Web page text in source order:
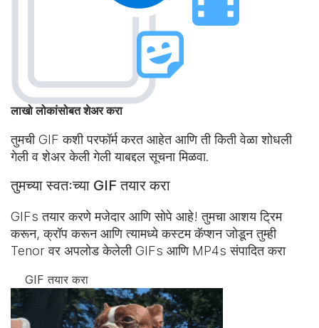
लाखो लोकांसोबत शेअर करा
तुमची GIF कशी परफॉर्म करत आहेत आणि ती किती वेळा शोधली
गेली व शेअर केली गेली याबद्दल सूचना मिळवा.
तुमच्या स्वतःच्या GIF तयार करा
GIFs तयार करणे मजेदार आणि सोपे आहे! तुमचा आशय ट्रिम
करून, क्रॉप करून आणि त्यामध्ये कस्टम कॅप्शन जोडून तुम्ही
Tenor वर अपलोड केलेली GIFs आणि MP4s संपादित करा
GIF तयार करा